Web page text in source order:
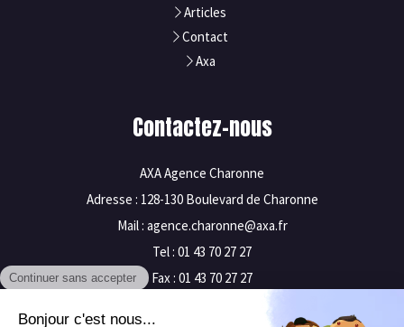
Articles
Contact
Axa
Contactez-nous
AXA Agence Charonne
Adresse : 128-130 Boulevard de Charonne
Mail : agence.charonne@axa.fr
Tel : 01 43 70 27 27
Fax : 01 43 70 27 27